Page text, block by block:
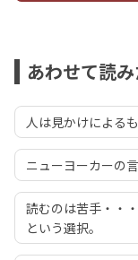
あわせて読
人は見かけによる
ニューヨーカーの
読むのは苦手・・
という選択。